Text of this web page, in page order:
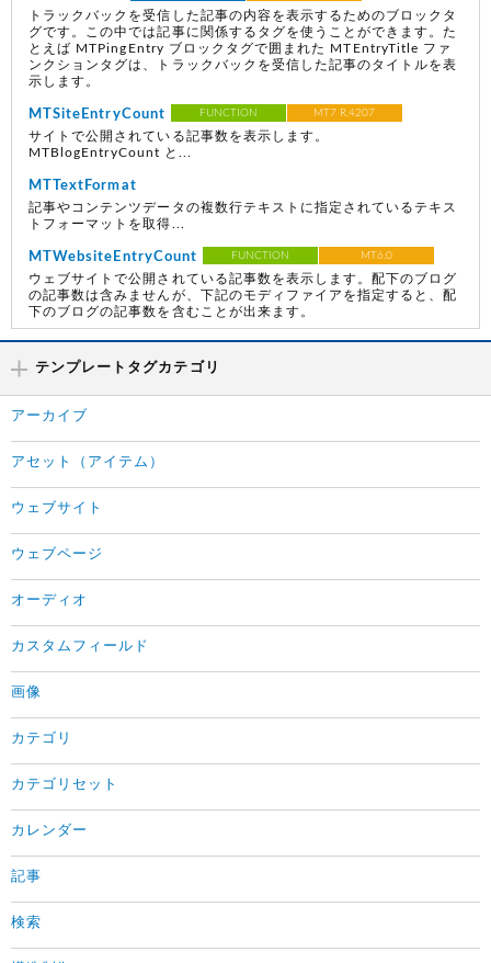
トラックバックを受信した記事の内容を表示するためのブロックタ
グです。この中では記事に関係するタグを使うことができます。た
とえば MTPingEntry ブロックタグで囲まれた MTEntryTitle ファ
ンクションタグは、トラックバックを受信した記事のタイトルを表
示します。
MTSiteEntryCount FUNCTION MT7 R.4207
サイトで公開されている記事数を表示します。
MTBlogEntryCount と...
MTTextFormat
記事やコンテンツデータの複数行テキストに指定されているテキス
トフォーマットを取得...
MTWebsiteEntryCount FUNCTION MT6.0
ウェブサイトで公開されている記事数を表示します。配下のブログ
の記事数は含みませんが、下記のモディファイアを指定すると、配
下のブログの記事数を含むことが出来ます。
テンプレートタグカテゴリ
アーカイブ
アセット（アイテム）
ウェブサイト
ウェブページ
オーディオ
カスタムフィールド
画像
カテゴリ
カテゴリセット
カレンダー
記事
検索